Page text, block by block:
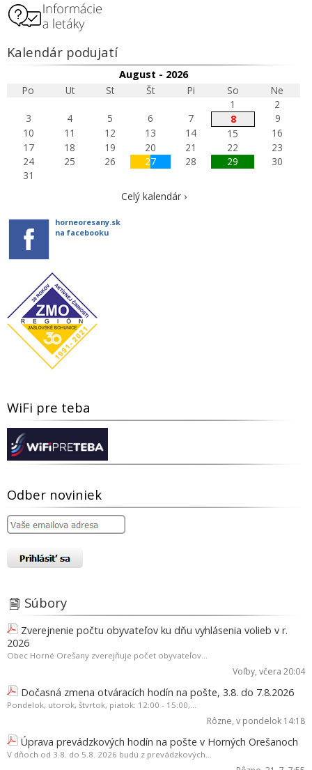
Kalendár podujatí
August - 2026
Po
Ut St Št Pi So
Ne
1
2
3
4 5 6 7 8
9
10
11 12 13 14 15
16
17
18 19 20 21 22
23
24
25 26 27 28 29
30
31
Celý kalendár ›
horneoresany.sk
na facebooku
WiFi pre teba
Odber noviniek
Súbory
Zverejnenie počtu obyvateľov ku dňu vyhlásenia volieb v r.
2026
Obec Horné Orešany zverejňuje počet obyvateľov...
Voľby, včera 20:04
Dočasná zmena otváracích hodín na pošte, 3.8. do 7.8.2026
Pondelok, utorok, štvrtok, piatok: 12:00 - 15:00,...
Rôzne, v pondelok 14:18
Úprava prevádzkových hodín na pošte v Horných Orešanoch
V dňoch od 3.8. do 5.8. 2026 budú z prevádzkových...